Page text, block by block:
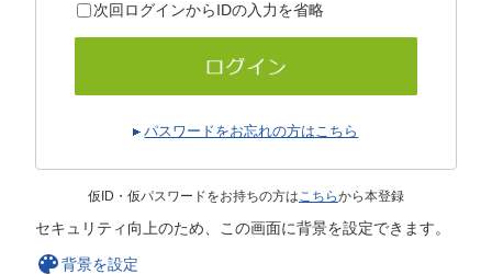
次回ログインからIDの入力を省略
パスワードをお忘れの方はこちら
仮ID・仮パスワードをお持ちの方はこちらから本登録
セキュリティ向上のため、この画面に背景を設定できます。
背景を設定